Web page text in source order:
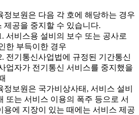
보원은 다음 각 호에 해당하는 경우
제공을 중지할 수 있습니다.
서비스용 설비의 보수 또는 공사로
한 부득이한 경우
전기통신사업법에 규정된 기간통신
업자가 전기통신 서비스를 중지했을
보원은 국가비상사태, 서비스 설비
또는 서비스 이용의 폭주 등으로 서
용에 지장이 있는 때에는 서비스 제공